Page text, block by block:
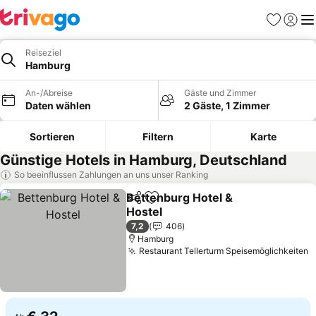
Favoriten
Reiseziel
Hamburg
An-/Abreise
Daten wählen
Gäste und Zimmer
2 Gäste, 1 Zimmer
Sortieren Filtern Karte
Günstige Hotels in Hamburg, Deutschland
So beeinflussen Zahlungen an uns unser Ranking
TeilenZu Favoriten hinzufügen
Bettenburg Hotel &
Hostel
Preise sehen
7,2
406
Hamburg
Restaurant Tellerturm Speisemöglichkeiten